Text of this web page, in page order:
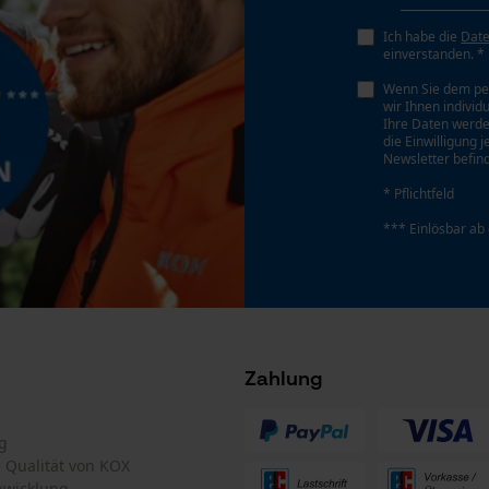
400 ml
Phasenwender
Werkzeuglose Kettenspannung
Nein
Econda Tag Manager
Statistik Cookies
Econda Analytics
Mouseflow Web Analytics Tool